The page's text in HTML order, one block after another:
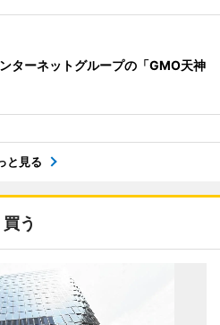
ターネットグループの「GMO天神
と見る
買う